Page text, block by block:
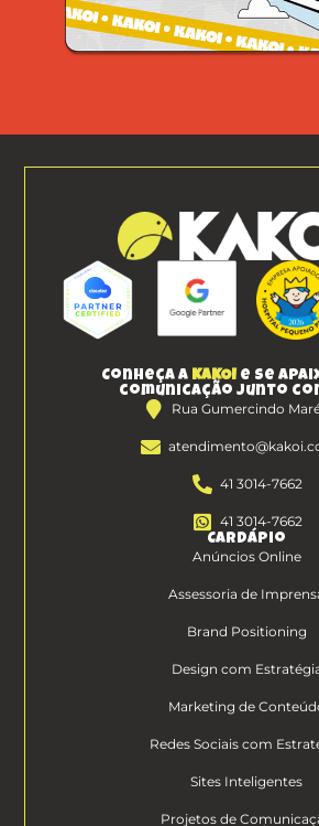
Conheça a KAKOI e se
comunicação junto
Rua Gumercindo
41 3014-7662
41 3014-7662
Cardápio
Anúncios Online
Assessoria de
Brand Positioning
Design com
Marketing de
Redes Sociais com
Sites Inteligentes
Projetos de